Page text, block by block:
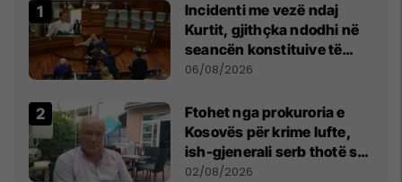
Incidenti me vezë ndaj
Kurtit, gjithçka ndodhi në
seancën konstituive të
Kuvendit
06/08/2026
Ftohet nga prokuroria e
Kosovës për krime lufte,
ish-gjenerali serb thotë se
dikush e tradhtoi në
02/08/2026